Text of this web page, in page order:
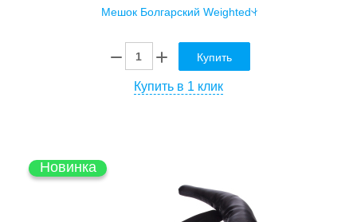
Купить
Купить в 1 клик
Новинка